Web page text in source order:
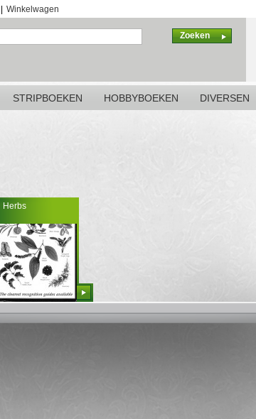
Winkelwagen
Zoeken
STRIPBOEKEN HOBBYBOEKEN DIVERSEN
Herbs
Bestellen